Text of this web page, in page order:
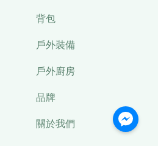
背包
戶外裝備
戶外廚房
品牌
關於我們